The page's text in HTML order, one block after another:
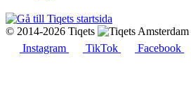
© 2014-2026 Tiqets
Instagram
TikTok Facebook